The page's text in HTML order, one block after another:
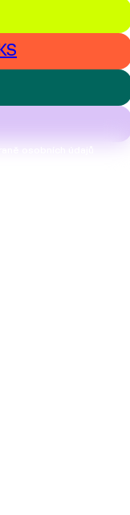
osobních údajů